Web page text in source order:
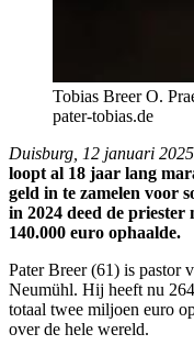
Tobias Breer O.
pater-tobias.de
Duisburg, 12 januari 2025
loopt al 18 jaar lang
geld in te zamelen voor
in 2024 deed de priester
140.000 euro ophaalde.
Pater Breer (61) is pastor
Neumühl. Hij heeft nu
totaal twee miljoen euro
over de hele wereld.